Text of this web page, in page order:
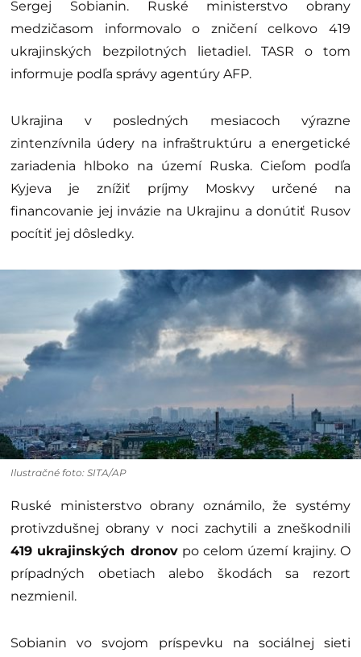
Sergej Sobianin. Ruské ministerstvo obrany
medzičasom informovalo o zničení celkovo 419
ukrajinských bezpilotných lietadiel. TASR o tom
informuje podľa správy agentúry AFP.
Ukrajina v posledných mesiacoch výrazne
zintenzívnila údery na infraštruktúru a energetické
zariadenia hlboko na území Ruska. Cieľom podľa
Kyjeva je znížiť príjmy Moskvy určené na
financovanie jej invázie na Ukrajinu a donútiť Rusov
pocítiť jej dôsledky.
Ilustračné foto: SITA/AP
Ruské ministerstvo obrany oznámilo, že systémy
protivzdušnej obrany v noci zachytili a zneškodnili
419 ukrajinských dronovpo celom území krajiny. O
prípadných obetiach alebo škodách sa rezort
nezmienil.
Sobianin vo svojom príspevku na sociálnej sieti